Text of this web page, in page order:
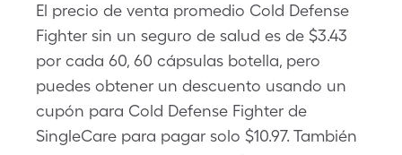
El precio de venta promedio Cold Defense
Fighter sin un seguro de salud es de $3.43
por cada 60, 60 cápsulas botella, pero
puedes obtener un descuento usando un
cupón para Cold Defense Fighter de
SingleCare para pagar solo $10.97. También